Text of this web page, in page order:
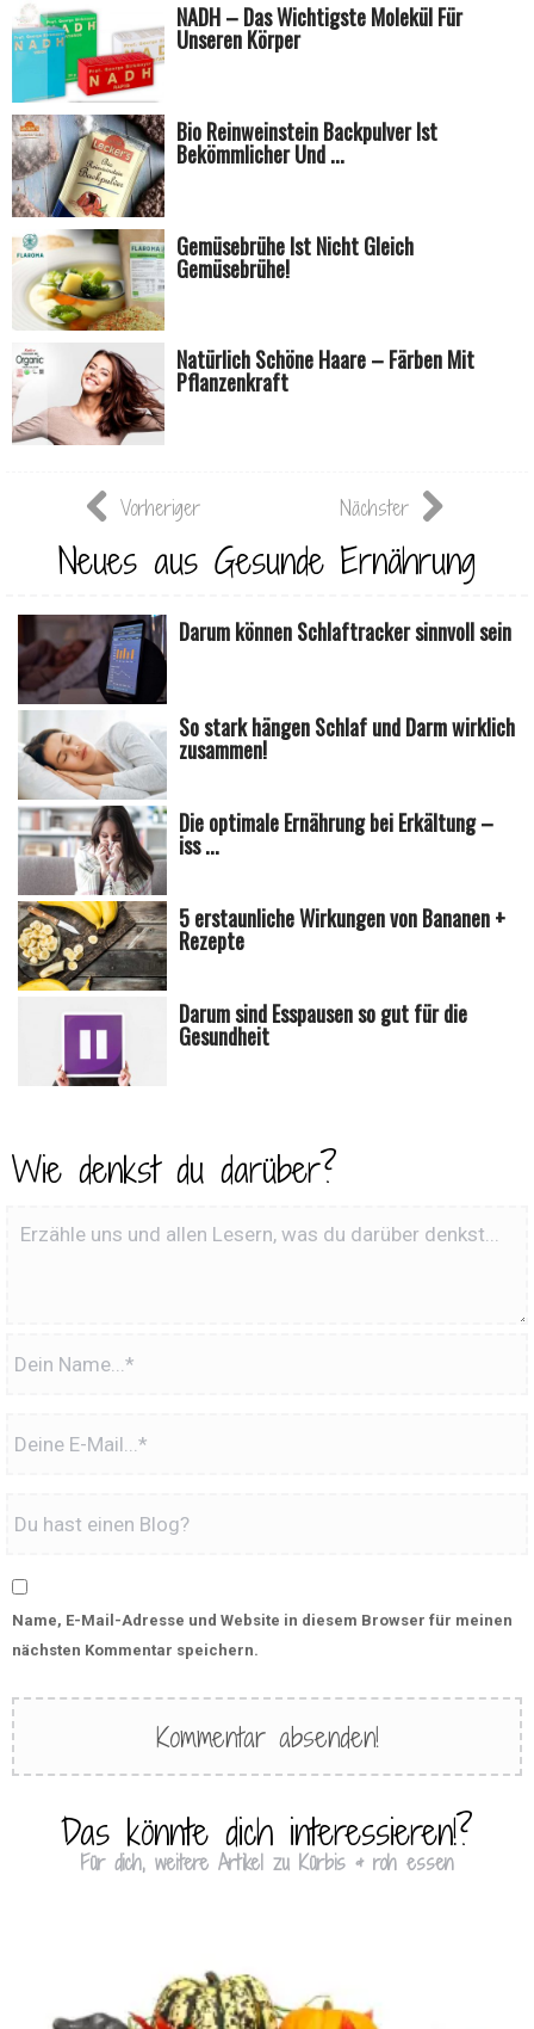
NADH – Das Wichtigste Molekül Für
Unseren Körper
Bio Reinweinstein Backpulver Ist
Bekömmlicher Und ...
Gemüsebrühe Ist Nicht Gleich
Gemüsebrühe!
Natürlich Schöne Haare – Färben Mit
Pflanzenkraft
Vorheriger Nächster
Neues aus Gesunde Ernährung
Darum können Schlaftracker sinnvoll sein
So stark hängen Schlaf und Darm wirklich
zusammen!
Die optimale Ernährung bei Erkältung –
iss ...
5 erstaunliche Wirkungen von Bananen +
Rezepte
Darum sind Esspausen so gut für die
Gesundheit
Wie denkst du darüber?
Name, E-Mail-Adresse und Website in diesem Browser für meinen
nächsten Kommentar speichern.
Das könnte dich interessieren!?
Für dich, weitere Artikel zu Kürbis & roh essen